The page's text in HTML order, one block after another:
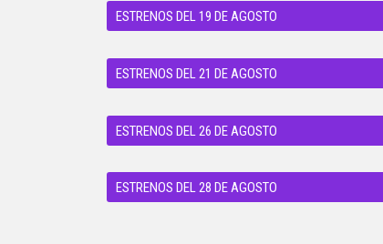
ESTRENOS DEL 19 DE AGOSTO
ESTRENOS DEL 21 DE AGOSTO
ESTRENOS DEL 26 DE AGOSTO
ESTRENOS DEL 28 DE AGOSTO